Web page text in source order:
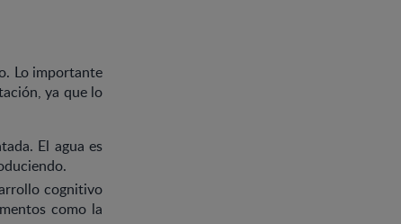
Lo importante
ya que lo
El agua es
cognitivo
como la